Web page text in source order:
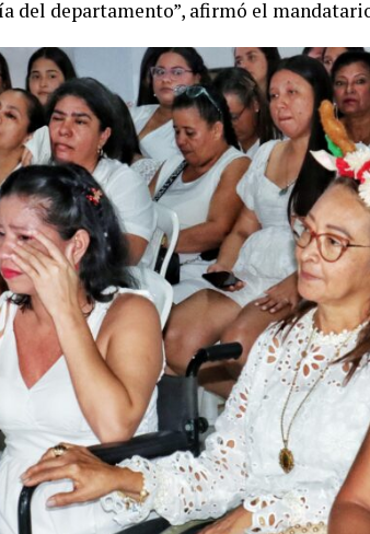
del departamento”, afirmó el